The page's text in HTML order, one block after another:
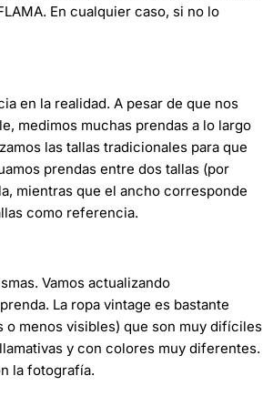
En cualquier caso, si no lo
en la realidad. A pesar de que nos
medimos muchas prendas a lo largo
las tallas tradicionales para que
prendas entre dos tallas (por
mientras que el ancho corresponde
como referencia.
Vamos actualizando
La ropa vintage es bastante
menos visibles) que son muy difíciles
y con colores muy diferentes.
la fotografía.